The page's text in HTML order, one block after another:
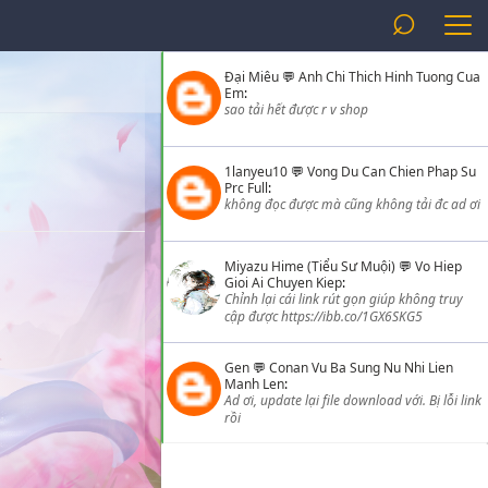
⌕
Đại Miêu 💬 Anh Chi Thich Hinh Tuong Cua
Em:
sao tải hết được r v shop
1lanyeu10 💬 Vong Du Can Chien Phap Su
Prc Full:
không đọc được mà cũng không tải đc ad ơi
Miyazu Hime (Tiểu Sư Muội) 💬 Vo Hiep
Gioi Ai Chuyen Kiep:
Chỉnh lại cái link rút gọn giúp không truy
cập được https://ibb.co/1GX6SKG5
Gen 💬 Conan Vu Ba Sung Nu Nhi Lien
Manh Len:
Ad ơi, update lại file download với. Bị lỗi link
rồi